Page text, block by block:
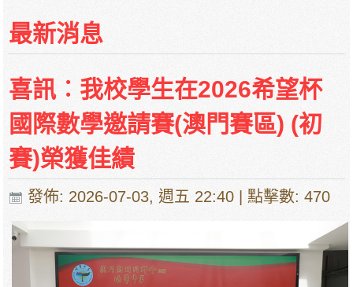
項目
培華中學收費項目一覽表
停課通知
最新消息
喜訊︰我校學生在2026希望杯
國際數學邀請賽(澳門賽區) (初
賽)榮獲佳績
發佈: 2026-07-03, 週五 22:40 | 點擊數: 470